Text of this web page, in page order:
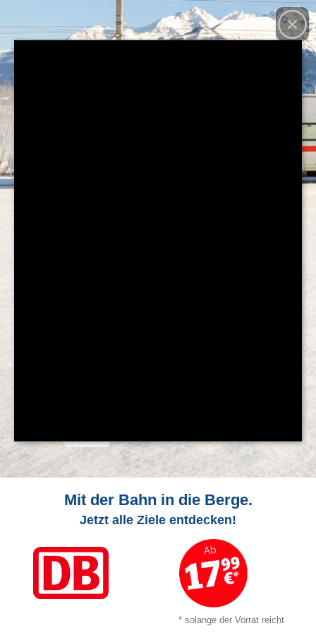
Mit der Bahn in die Berge.
Jetzt alle Ziele entdecken!
* solange der Vorrat reicht